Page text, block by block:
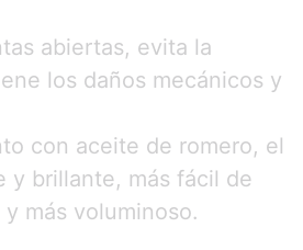
abiertas, evita la
los daños mecánicos y
con aceite de romero, el
y brillante, más fácil de
más voluminoso.